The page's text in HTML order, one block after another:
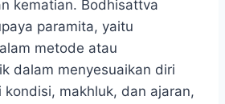
kematian. Bodhisattva
paramita, yaitu
metode atau
dalam menyesuaikan diri
makhluk, dan ajaran,